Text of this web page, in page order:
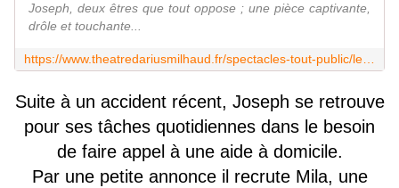
Joseph, deux êtres que tout oppose ; une pièce captivante,
drôle et touchante...
Suite à un accident récent, Joseph se retrouve
pour ses tâches quotidiennes dans le besoin
de faire appel à une aide à domicile.
Par une petite annonce il recrute Mila, une